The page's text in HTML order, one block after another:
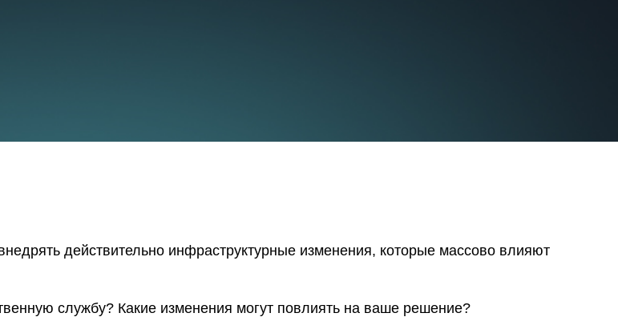
действительно инфраструктурные изменения, которые массово влияют
службу? Какие изменения могут повлиять на ваше решение?